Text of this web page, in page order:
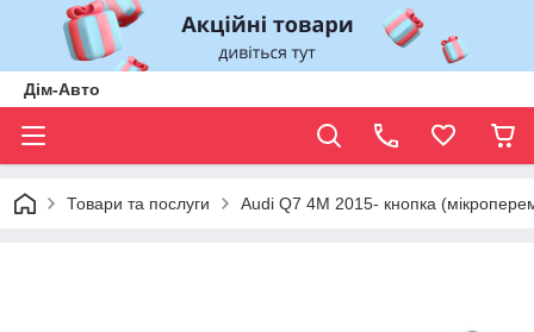
Дім-Авто
Товари та послуги Audi Q7 4M 2015- кнопка